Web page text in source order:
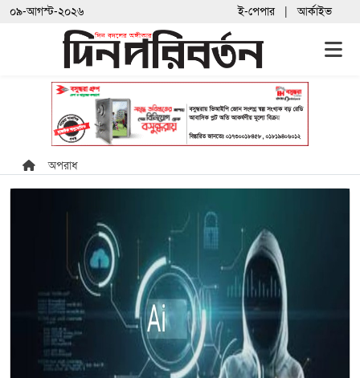
০৯-আগস্ট-২০২৬ ই-পেপার আর্কাইভ
অপরাধ